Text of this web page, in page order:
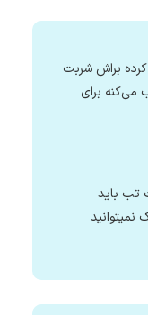
براش شربت
می‌کنه برای
تب باید